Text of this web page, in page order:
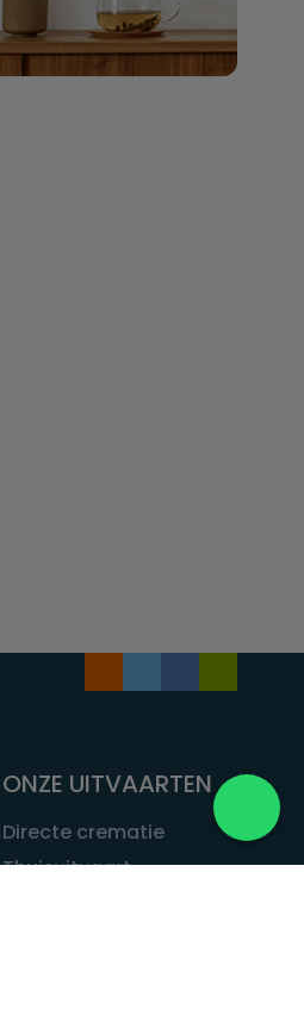
ONZE UITVAARTEN
Directe crematie
Thuisuitvaart